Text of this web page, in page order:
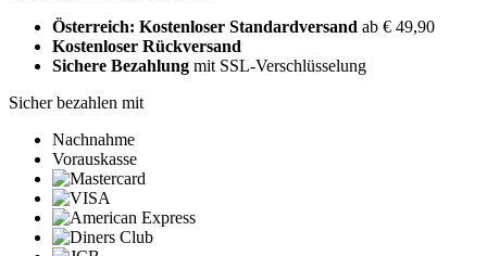
Österreich: Kostenloser Standardversand ab € 49,90
Kostenloser Rückversand
Sichere Bezahlung mit SSL-Verschlüsselung
Sicher bezahlen mit
Nachnahme
Vorauskasse